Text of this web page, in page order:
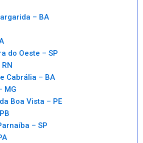
– BA
do Oeste – SP
Cabrália – BA
MG
Boa Vista – PE
– SP